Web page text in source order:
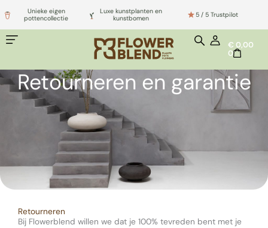
naar
de
inhoud
Unieke eigen
pottencollectie
Luxe kunstplanten en
kunstbomen
5 / 5 Trustpilot
€ 0,00
0
Retourneren en garantie
Retourneren
Bij Flowerblend willen we dat je 100% tevreden bent met je